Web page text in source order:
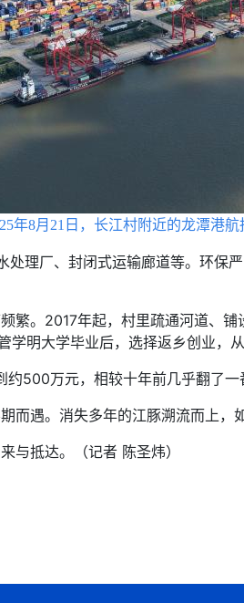
年8月21日，长江村附近的龙潭港航
理厂、封闭式运输廊道等。环保
。2017年起，村里疏通河道、铺
学明大学毕业后，选择返乡创业
万元，相较十年前几乎翻了一
遇。消失多年的江豚溯流而上，
抵达。（记者 陈圣炜）